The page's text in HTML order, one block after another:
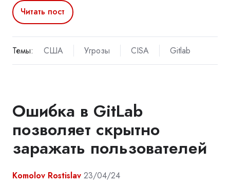
Читать пост
Темы: США Угрозы CISA Gitlab
Ошибка в GitLab
позволяет скрытно
заражать пользователей
Komolov Rostislav 23/04/24